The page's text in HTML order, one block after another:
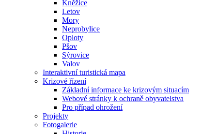
Kněžice
Letov
Mory
Neprobylice
Oploty
Pšov
Sýrovice
Valov
Interaktivní turistická mapa
Krizové řízení
Základní informace ke krizovým situacím
Webové stránky k ochraně obyvatelstva
Pro případ ohrožení
Projekty
Fotogalerie